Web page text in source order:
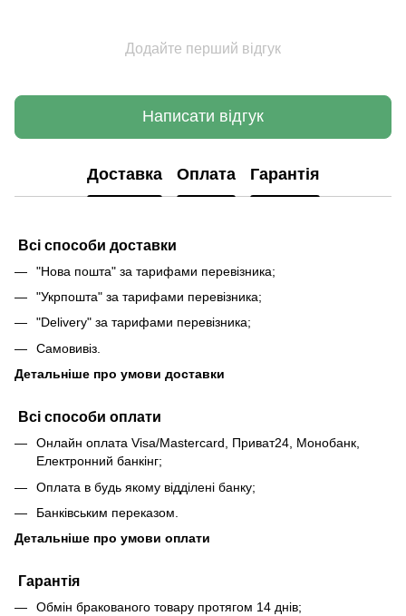
Додайте перший відгук
Написати відгук
Доставка Оплата Гарантія
Всі способи доставки
"Нова пошта" за тарифами перевізника;
"Укрпошта" за тарифами перевізника;
"Delivery" за тарифами перевізника;
Самовивіз.
Детальніше про умови доставки
Всі способи оплати
Онлайн оплата Visa/Mastercard, Приват24, Монобанк,
Електронний банкінг;
Оплата в будь якому відділені банку;
Банківським переказом.
Детальніше про умови оплати
Гарантія
Обмін бракованого товару протягом 14 днів;